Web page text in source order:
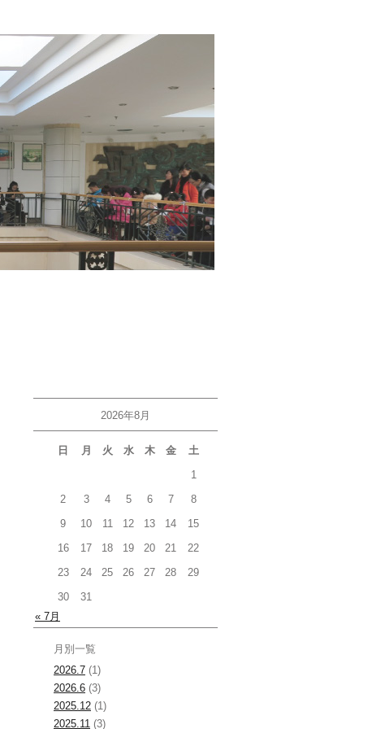
2026年8月
日 月 火 水 木 金 土
« 7月
1
2
3 4 5 6 7
8
9
10 11 12 13 14
15
16
17 18 19 20 21
22
23
24 25 26 27 28
29
30
31
月別一覧
2026.7 (1)
2026.6 (3)
2025.12 (1)
2025.11 (3)